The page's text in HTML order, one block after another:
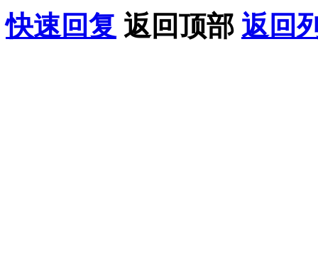
快速回复 返回顶部 返回